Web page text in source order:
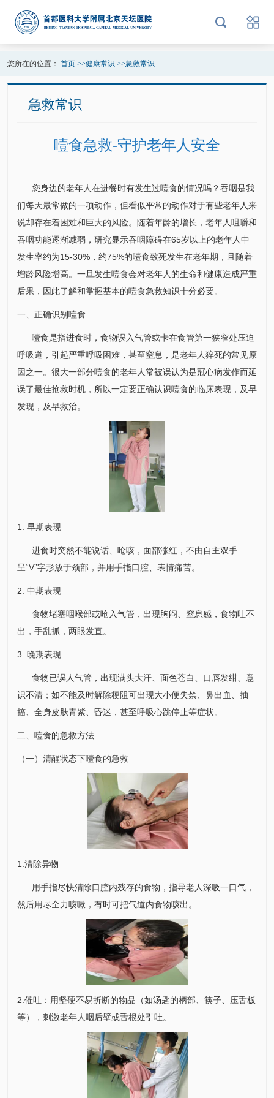
您所在的位置： 首页>>健康常识 >>急救常识
急救常识
噎食急救-守护老年人安全
您身边的老年人在进餐时有发生过噎食的情况吗？吞咽是我
们每天最常做的一项动作，但看似平常的动作对于有些老年人来
说却存在着困难和巨大的风险。随着年龄的增长，老年人咀嚼和
吞咽功能逐渐减弱，研究显示吞咽障碍在65岁以上的老年人中
发生率约为15-30%，约75%的噎食致死发生在老年期，且随着
增龄风险增高。一旦发生噎食会对老年人的生命和健康造成严重
后果，因此了解和掌握基本的噎食急救知识十分必要。
一、正确识别噎食
噎食是指进食时，食物误入气管或卡在食管第一狭窄处压迫
呼吸道，引起严重呼吸困难，甚至窒息，是老年人猝死的常见原
因之一。很大一部分噎食的老年人常被误认为是冠心病发作而延
误了最佳抢救时机，所以一定要正确认识噎食的临床表现，及早
发现，及早救治。
1. 早期表现
进食时突然不能说话、呛咳，面部涨红，不由自主双手
呈“V”字形放于颈部，并用手指口腔、表情痛苦。
2. 中期表现
食物堵塞咽喉部或呛入气管，出现胸闷、窒息感，食物吐不
出，手乱抓，两眼发直。
3. 晚期表现
食物已误人气管，出现满头大汗、面色苍白、口唇发绀、意
识不清；如不能及时解除梗阻可出现大小便失禁、鼻出血、抽
搐、全身皮肤青紫、昏迷，甚至呼吸心跳停止等症状。
二、噎食的急救方法
（一）清醒状态下噎食的急救
1.清除异物
用手指尽快清除口腔内残存的食物，指导老人深吸一口气，
然后用尽全力咳嗽，有时可把气道内食物咳出。
2.催吐：用坚硬不易折断的物品（如汤匙的柄部、筷子、压舌板
等），刺激老年人咽后壁或舌根处引吐。